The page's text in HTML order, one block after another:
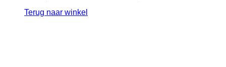
Terug naar winkel